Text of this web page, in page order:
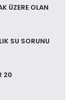
ÜZERE OLAN
SU SORUNU
20